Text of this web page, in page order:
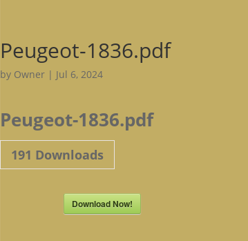
Peugeot-1836.pdf
by Owner| Jul 6, 2024
Peugeot-1836.pdf
191 Downloads
Download Now!